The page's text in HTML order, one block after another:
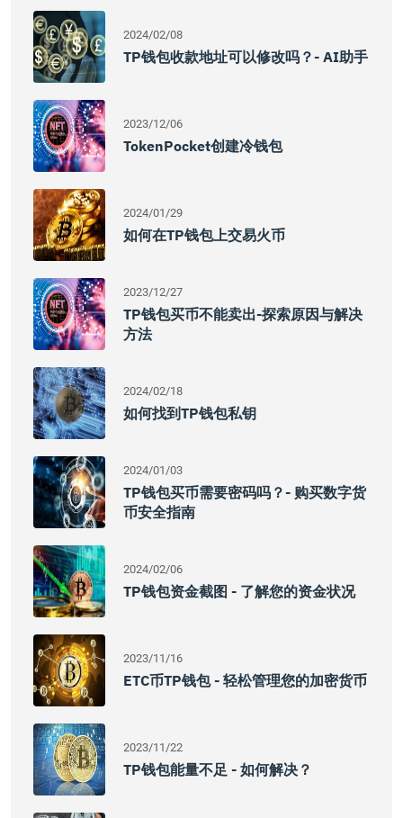
2024/02/08
TP钱包收款地址可以修改吗？- AI助手
2023/12/06
TokenPocket创建冷钱包
2024/01/29
如何在TP钱包上交易火币
2023/12/27
TP钱包买币不能卖出-探索原因与解决
方法
2024/02/18
如何找到TP钱包私钥
2024/01/03
TP钱包买币需要密码吗？- 购买数字货
币安全指南
2024/02/06
TP钱包资金截图 - 了解您的资金状况
2023/11/16
ETC币TP钱包 - 轻松管理您的加密货币
2023/11/22
TP钱包能量不足 - 如何解决？